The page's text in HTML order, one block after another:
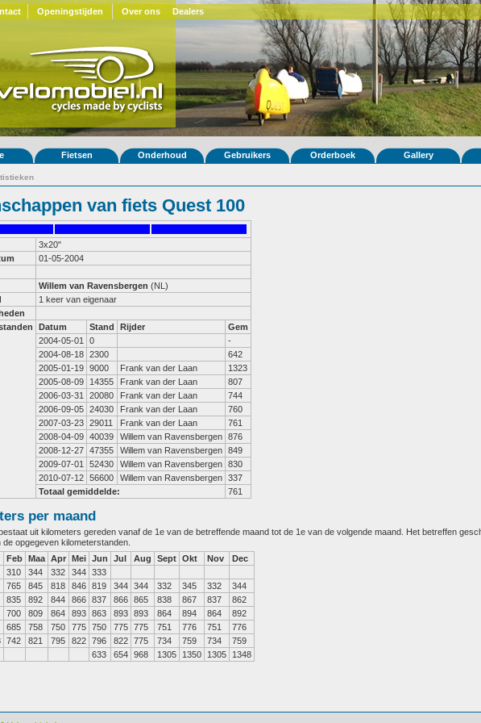
Openingstijden Over ons Dealers
Fietsen Onderhoud Gebruikers Orderboek Gallery
van fiets Quest 100
3x20"
01-05-2004
Willem van Ravensbergen (NL)
1 keer van eigenaar
Datum Stand Rijder
Gem
2004-05-01
0
-
2004-08-18 2300
642
2005-01-19 9000 Frank van der Laan
1323
2005-08-09
14355 Frank van der Laan
807
2006-03-31
20080 Frank van der Laan
744
2006-09-05 24030 Frank van der Laan
760
2007-03-23 29011 Frank van der Laan
761
2008-04-09 40039 Willem van Ravensbergen 876
2008-12-27 47355 Willem van Ravensbergen 849
2009-07-01
52430 Willem van Ravensbergen 830
2010-07-12 56600 Willem van Ravensbergen 337
Totaal gemiddelde:
761
per maand
uit kilometers gereden vanaf de 1e van de betreffende maand tot de 1e van de volgende maand. Het betreffen
de opgegeven kilometerstanden.
Feb Maa Apr Mei Jun Jul Aug Sept Okt Nov
Dec
310 344 332 344 333
765 845 818 846 819 344 344 332 345 332
344
835 892 844 866 837 866 865 838 867 837
862
700 809 864 893 863 893 893 864 894 864
892
685 758 750 775 750 775 775 751 776 751
776
742 821 795 822 796 822 775 734 759 734
759
633 654 968 1305 1350 1305 1348